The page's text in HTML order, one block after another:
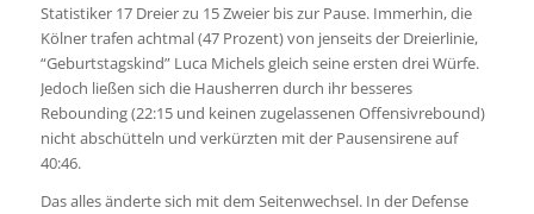
Statistiker 17 Dreier zu 15 Zweier bis zur Pause. Immerhin, die
Kölner trafen achtmal (47 Prozent) von jenseits der Dreierlinie,
“Geburtstagskind” Luca Michels gleich seine ersten drei Würfe.
Jedoch ließen sich die Hausherren durch ihr besseres
Rebounding (22:15 und keinen zugelassenen Offensivrebound)
nicht abschütteln und verkürzten mit der Pausensirene auf
40:46.
Das alles änderte sich mit dem Seitenwechsel. In der Defense